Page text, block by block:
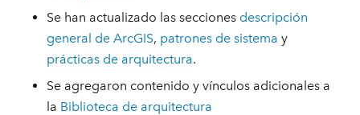
Se han actualizado las secciones descripción
general de ArcGIS, patrones de sistema y
prácticas de arquitectura.
Se agregaron contenido y vínculos adicionales a
la Biblioteca de arquitectura